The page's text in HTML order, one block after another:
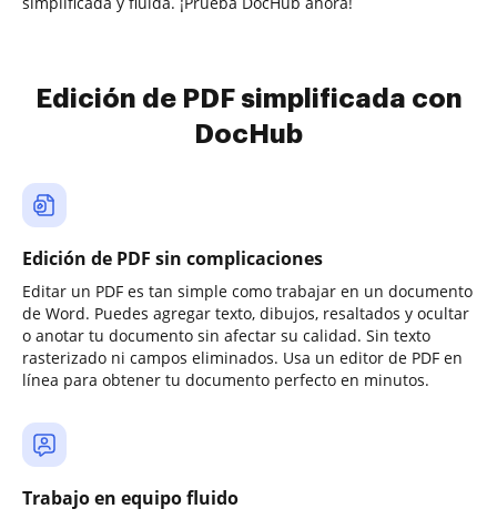
Edición de PDF simplificada con
DocHub
Edición de PDF sin complicaciones
Editar un PDF es tan simple como trabajar en un documento
de Word. Puedes agregar texto, dibujos, resaltados y ocultar
o anotar tu documento sin afectar su calidad. Sin texto
rasterizado ni campos eliminados. Usa un editor de PDF en
línea para obtener tu documento perfecto en minutos.
Trabajo en equipo fluido